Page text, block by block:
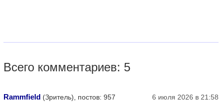
Всего комментариев: 5
Rammfield (Зритель), постов: 957 6 июля 2026 в 21:58